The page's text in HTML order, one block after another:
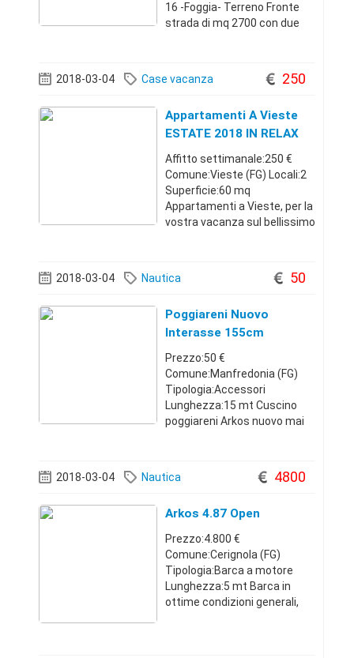
16 -Foggia- Terreno Fronte
strada di mq 2700 con due
di mq 136 ca. con annesso
ufficio, abitazione di mq 80
2018-03-04 Case vacanza 250
Appartamenti A Vieste
ESTATE 2018 IN RELAX
Affitto settimanale:250 €
Comune:Vieste (FG) Locali:2
Superficie:60 mq
Appartamenti a Vieste, per la
vostra vacanza sul bellissimo
mare cristallino e spiaggie
mozzafiato. Sono composti
2018-03-04 Nautica 50
Poggiareni Nuovo
Interasse 155cm
Prezzo:50 €
Comune:Manfredonia (FG)
Tipologia:Accessori
Lunghezza:15 mt Cuscino
poggiareni Arkos nuovo mai
centro.spedizione possibile
ma a carico vostro.. Arkos
657,757
2018-03-04 Nautica 4800
Arkos 4.87 Open
Prezzo:4.800 €
Comune:Cerignola (FG)
Tipologia:Barca a motore
Lunghezza:5 mt Barca in
ottime condizioni generali,